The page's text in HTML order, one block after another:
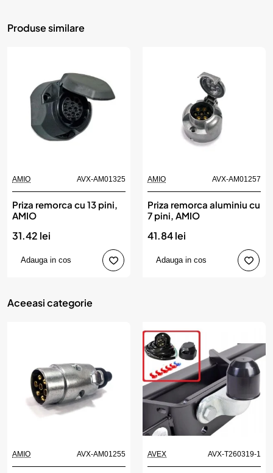
Produse similare
AMIO AVX-AM01325
Priza remorca cu 13 pini,
AMIO
31.42 lei
Adauga in cos
AMIO AVX-AM01257
Priza remorca aluminiu cu
7 pini, AMIO
41.84 lei
Adauga in cos
Aceeasi categorie
AMIO AVX-AM01255 AVEX AVX-T260319-1